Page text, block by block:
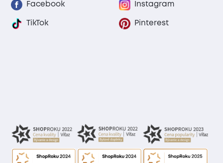
Facebook Instagram
TikTok Pinterest